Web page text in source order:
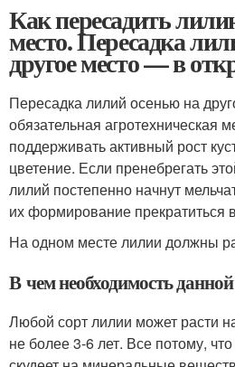
Как пересадить
место. Пересадка
другое место — в
Пересадка лилий осенью на
обязательная агротехническая
поддерживать активный рост
цветение. Если пренебрегать
лилий постепенно начнут
их формирование прекратиться
На одном месте лилии должны
В чем необходимость
Любой сорт лилии может расти
не более 3-6 лет. Все потому,